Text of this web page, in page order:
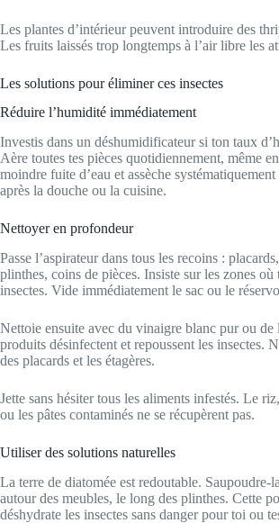
Les plantes d’intérieur peuvent introduire des
Les fruits laissés trop longtemps à l’air libre les
Les solutions pour éliminer ces insectes
Réduire l’humidité immédiatement
Investis dans un déshumidificateur si ton taux
Aère toutes tes pièces quotidiennement, même
moindre fuite d’eau et assèche
après la douche ou la cuisine.
Nettoyer en profondeur
Passe l’aspirateur dans tous les recoins :
plinthes, coins de pièces. Insiste sur les zones où
insectes. Vide immédiatement le sac ou le
Nettoie ensuite avec du vinaigre blanc pur ou de
produits désinfectent et repoussent les insectes.
des placards et les étagères.
Jette sans hésiter tous les aliments infestés. Le
ou les pâtes contaminés ne se récupèrent pas.
Utiliser des solutions naturelles
La terre de diatomée est redoutable. Saupoudre-
autour des meubles, le long des plinthes. Cette
déshydrate les insectes sans danger pour toi ou